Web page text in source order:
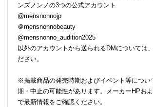
ンズノンノの3つの公式アカウント
@mensnonnojp
＠mensnonnobeauty
@mensnonno_audition2025
以外のアカウントから送られるDMについては
ださい。
※掲載商品の発売時期およびイベント等につい
期・中止の可能性があります。メーカーHPお
で最新情報をご確認ください。